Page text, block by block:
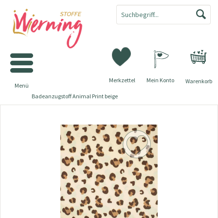
Warenkorb
Merkzettel Mein Konto
Menü
Badeanzugstoff Animal Print beige